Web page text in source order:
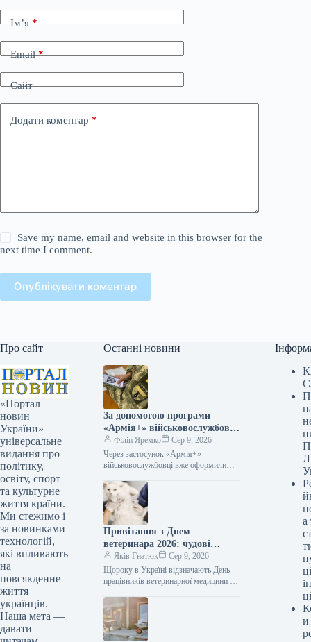
Ім’я*
Email*
Сайт
Додати коментар *
Save my name, email and website in this browser for the
next time I comment.
Опублікувати коментар
Про сайт
«Портал
новин
України» —
універсальне
видання про
політику,
освіту, спорт
та культурне
життя країни.
Ми стежимо і
за новинками
технологій,
які впливають
на
повсякденне
життя
українців.
Наша мета —
давати
Останні новини
За допомогою програми
«Армія+» військовослужбовці
вже оформили приблизно 3
мільйони рапортів.
Філіп Яремко
Сер 9, 2026
Через застосунок «Армія+»
військовослужбовці вже оформили
09.08.2026 04:07 Укрінформ За два
роки функціонування «Армія+»
військовослужбовці направили…
Привітання з Днем
ветеринара 2026: чудові
побажання прозою, віршами
та власними словами
Яків Гнатюк
Сер 9, 2026
Щороку в Україні відзначають День
працівників ветеринарної медицини —
щоденно опікуються здоров’ям
домашніх улюбленців, худоби та навіть
диких тварин.…
Л
а
ці
и